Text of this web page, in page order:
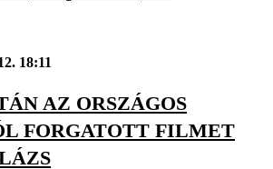
18:11
AZ ORSZÁGOS
FORGATOTT FILMET